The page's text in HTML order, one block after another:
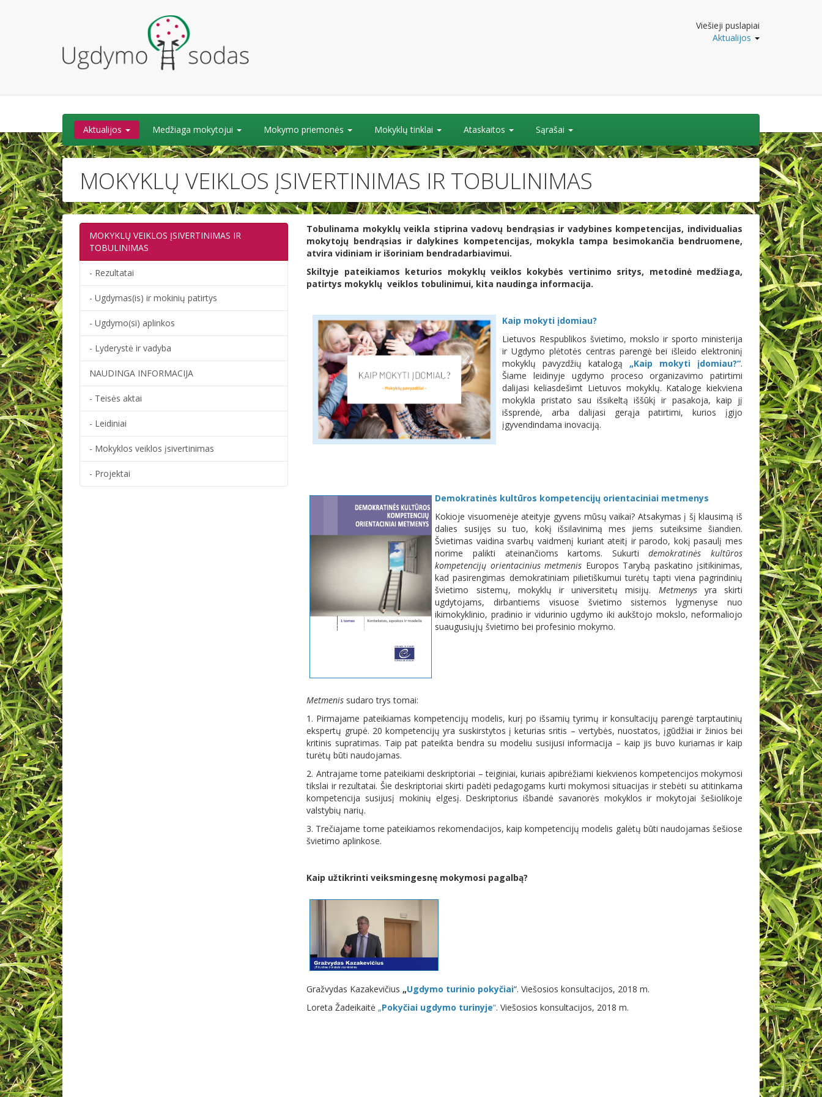
Viešieji puslapiai
Aktualijos
Aktualijos Medžiaga mokytojui Mokymo priemonės Mokyklų tinklai Ataskaitos Sąrašai
MOKYKLŲ VEIKLOS ĮSIVERTINIMAS IR TOBULINIMAS
MOKYKLŲ VEIKLOS ĮSIVERTINIMAS IR
TOBULINIMAS
- Rezultatai
- Ugdymas(is) ir mokinių patirtys
- Ugdymo(si) aplinkos
- Lyderystė ir vadyba
NAUDINGA INFORMACIJA
- Teisės aktai
- Leidiniai
- Mokyklos veiklos įsivertinimas
- Projektai
Tobulinama mokyklų veikla stiprina vadovų bendrąsias ir vadybines kompetencijas, individualias
mokytojų bendrąsias ir dalykines kompetencijas, mokykla tampa besimokančia bendruomene,
atvira vidiniam ir išoriniam bendradarbiavimui.
Skiltyje pateikiamos keturios mokyklų veiklos kokybės vertinimo sritys, metodinė medžiaga,
patirtys mokyklų veiklos tobulinimui, kita naudinga informacija.
Kaip mokyti įdomiau?
Lietuvos Respublikos švietimo, mokslo ir sporto ministerija
ir Ugdymo plėtotės centras parengė bei išleido elektroninį
mokyklų pavyzdžių katalogą „Kaip mokyti įdomiau?“.
Šiame leidinyje ugdymo proceso organizavimo patirtimi
dalijasi keliasdešimt Lietuvos mokyklų. Kataloge kiekviena
mokykla pristato sau išsikeltą iššūkį ir pasakoja, kaip jį
išsprendė, arba dalijasi gerąja patirtimi, kurios įgijo
įgyvendindama inovaciją.
Demokratinės kultūros kompetencijų orientaciniai metmenys
Kokioje visuomenėje ateityje gyvens mūsų vaikai? Atsakymas į šį klausimą iš
dalies susijęs su tuo, kokį išsilavinimą mes jiems suteiksime šiandien.
Švietimas vaidina svarbų vaidmenį kuriant ateitį ir parodo, kokį pasaulį mes
norime palikti ateinančioms kartoms. Sukurtidemokratinės kultūros
kompetencijų orientacinius metmenis Europos Tarybą paskatino įsitikinimas,
kad pasirengimas demokratiniam pilietiškumui turėtų tapti viena pagrindinių
švietimo sistemų, mokyklų ir universitetų misijų. Metmenys yra skirti
ugdytojams, dirbantiems visuose švietimo sistemos lygmenyse nuo
ikimokyklinio, pradinio ir vidurinio ugdymo iki aukštojo mokslo, neformaliojo
suaugusiųjų švietimo bei profesinio mokymo.
Metmenis sudaro trys tomai:
1. Pirmajame pateikiamas kompetencijų modelis, kurį po išsamių tyrimų ir konsultacijų parengė tarptautinių
ekspertų grupė. 20 kompetencijų yra suskirstytos į keturias sritis – vertybės, nuostatos, įgūdžiai ir žinios bei
kritinis supratimas. Taip pat pateikta bendra su modeliu susijusi informacija – kaip jis buvo kuriamas ir kaip
turėtų būti naudojamas.
2. Antrajame tome pateikiami deskriptoriai – teiginiai, kuriais apibrėžiami kiekvienos kompetencijos mokymosi
tikslai ir rezultatai. Šie deskriptoriai skirti padėti pedagogams kurti mokymosi situacijas ir stebėti su atitinkama
kompetencija susijusį mokinių elgesį. Deskriptorius išbandė savanorės mokyklos ir mokytojai šešiolikoje
valstybių narių.
3. Trečiajame tome pateikiamos rekomendacijos, kaip kompetencijų modelis galėtų būti naudojamas šešiose
švietimo aplinkose.
Kaip užtikrinti veiksmingesnę mokymosi pagalbą?
Gražvydas Kazakevičius „Ugdymo turinio pokyčiai“. Viešosios konsultacijos, 2018 m.
Loreta Žadeikaitė „Pokyčiai ugdymo turinyje“. Viešosios konsultacijos, 2018 m.